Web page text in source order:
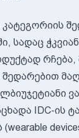
კატეგორიის
სადაც
IDC-ის